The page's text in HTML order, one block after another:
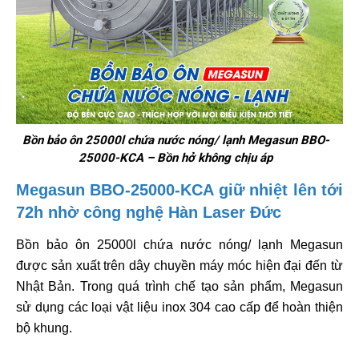
Bồn bảo ôn 25000l chứa nước nóng/ lạnh Megasun BBO-
25000-KCA – Bồn hở không chịu áp
Megasun BBO-25000-KCA giữ nhiệt lên tới
72h nhờ công nghệ Hàn Laser Đức
Bồn bảo ôn 25000l chứa nước nóng/ lạnh Megasun
được sản xuất trên dây chuyền máy móc hiện đại đến từ
Nhật Bản. Trong quá trình chế tạo sản phẩm, Megasun
sử dụng các loại vật liệu inox 304 cao cấp để hoàn thiện
bộ khung.